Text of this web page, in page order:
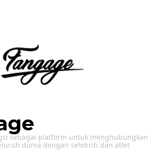
sebagai platform untuk menghubungkan
dunia dengan selebriti dan atlet